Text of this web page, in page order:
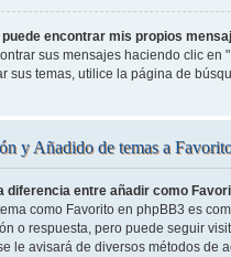
puede encontrar mis propios
sus mensajes haciendo clic en
sus temas, utilice la página de
y Añadido de temas a
diferencia entre añadir como
como Favorito en phpBB3 es
o respuesta, pero puede seguir
le avisará de diversos métodos de